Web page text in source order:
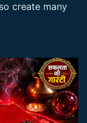
create many